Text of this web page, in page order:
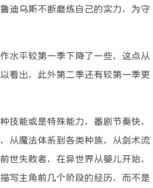
迪乌斯不断磨练自己的实力，为守
水平较第一季下降了一些，这点从
看出，此外第二季还有较第一季更
技能或是特殊能力，番剧节奏快，
从魔法体系到各类种族，从剑术流
世失败者，在异世界从婴儿开始，
写主角前几个阶段的经历，而不是